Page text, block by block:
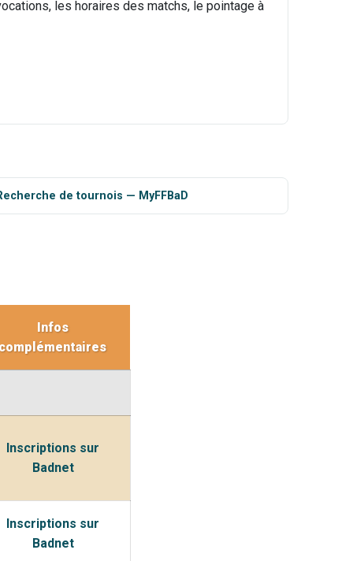
les horaires des matchs, le pointage à
de tournois — MyFFBaD
Infos
complémentaires
Inscriptions sur
Badnet
Inscriptions sur
Badnet